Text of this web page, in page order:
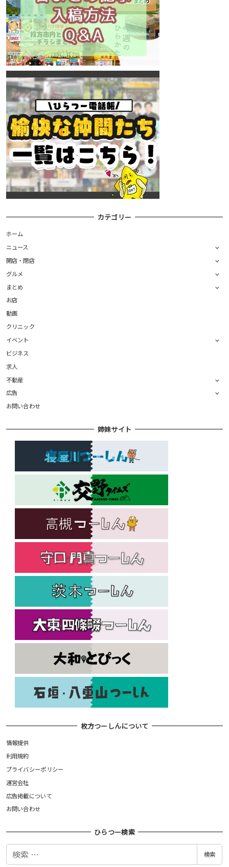
カテゴリー
ホーム
ニュース
開店・閉店
グルメ
まとめ
お店
動画
クリニック
イベント
ビジネス
求人
不動産
広告
お問い合わせ
姉妹サイト
枚方つーしんについて
情報提供
利用規約
プライバシーポリシー
運営会社
広告掲載について
お問い合わせ
ひらつー検索
検
検索